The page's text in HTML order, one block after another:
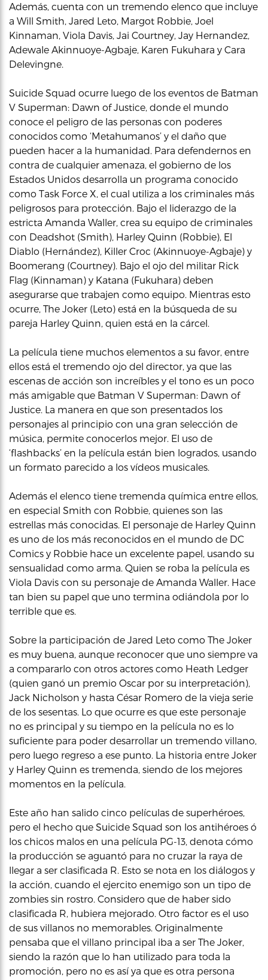
Además, cuenta con un tremendo elenco que incluye
a Will Smith, Jared Leto, Margot Robbie, Joel
Kinnaman, Viola Davis, Jai Courtney, Jay Hernandez,
Adewale Akinnuoye-Agbaje, Karen Fukuhara y Cara
Delevingne.
Suicide Squad ocurre luego de los eventos de Batman
V Superman: Dawn of Justice, donde el mundo
conoce el peligro de las personas con poderes
conocidos como ‘Metahumanos’ y el daño que
pueden hacer a la humanidad. Para defendernos en
contra de cualquier amenaza, el gobierno de los
Estados Unidos desarrolla un programa conocido
como Task Force X, el cual utiliza a los criminales más
peligrosos para protección. Bajo el liderazgo de la
estricta Amanda Waller, crea su equipo de criminales
con Deadshot (Smith), Harley Quinn (Robbie), El
Diablo (Hernández), Killer Croc (Akinnuoye-Agbaje) y
Boomerang (Courtney). Bajo el ojo del militar Rick
Flag (Kinnaman) y Katana (Fukuhara) deben
asegurarse que trabajen como equipo. Mientras esto
ocurre, The Joker (Leto) está en la búsqueda de su
pareja Harley Quinn, quien está en la cárcel.
La película tiene muchos elementos a su favor, entre
ellos está el tremendo ojo del director, ya que las
escenas de acción son increíbles y el tono es un poco
más amigable que Batman V Superman: Dawn of
Justice. La manera en que son presentados los
personajes al principio con una gran selección de
música, permite conocerlos mejor. El uso de
‘flashbacks’ en la película están bien logrados, usando
un formato parecido a los vídeos musicales.
Además el elenco tiene tremenda química entre ellos,
en especial Smith con Robbie, quienes son las
estrellas más conocidas. El personaje de Harley Quinn
es uno de los más reconocidos en el mundo de DC
Comics y Robbie hace un excelente papel, usando su
sensualidad como arma. Quien se roba la película es
Viola Davis con su personaje de Amanda Waller. Hace
tan bien su papel que uno termina odiándola por lo
terrible que es.
Sobre la participación de Jared Leto como The Joker
es muy buena, aunque reconocer que uno siempre va
a compararlo con otros actores como Heath Ledger
(quien ganó un premio Oscar por su interpretación),
Jack Nicholson y hasta César Romero de la vieja serie
de los sesentas. Lo que ocurre es que este personaje
no es principal y su tiempo en la película no es lo
suficiente para poder desarrollar un tremendo villano,
pero luego regreso a ese punto. La historia entre Joker
y Harley Quinn es tremenda, siendo de los mejores
momentos en la película.
Este año han salido cinco películas de superhéroes,
pero el hecho que Suicide Squad son los antihéroes ó
los chicos malos en una película PG-13, denota cómo
la producción se aguantó para no cruzar la raya de
llegar a ser clasificada R. Esto se nota en los diálogos y
la acción, cuando el ejercito enemigo son un tipo de
zombies sin rostro. Considero que de haber sido
clasificada R, hubiera mejorado. Otro factor es el uso
de sus villanos no memorables. Originalmente
pensaba que el villano principal iba a ser The Joker,
siendo la razón que lo han utilizado para toda la
promoción, pero no es así ya que es otra persona